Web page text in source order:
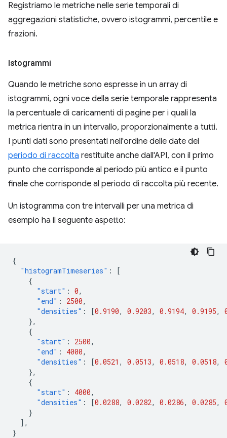
Registriamo le metriche nelle serie temporali di
aggregazioni statistiche, ovvero istogrammi, percentile e
frazioni.
Istogrammi
Quando le metriche sono espresse in un array di
istogrammi, ogni voce della serie temporale rappresenta
la percentuale di caricamenti di pagine per i quali la
metrica rientra in un intervallo, proporzionalmente a tutti.
I punti dati sono presentati nell'ordine delle date del
periodo di raccolta restituite anche dall'API, con il primo
punto che corrisponde al periodo più antico e il punto
finale che corrisponde al periodo di raccolta più recente.
Un istogramma con tre intervalli per una metrica di
esempio ha il seguente aspetto:
{
"histogramTimeseries" :
[
{
"start" : 0,
"end" : 2500,
"densities" : [0.9190, 0.9203, 0.9194, 0.9195,
},
{
"start" : 2500,
"end" : 4000,
"densities" : [0.0521 , 0.0513, 0.0518, 0.0518,
},
{
"start" : 4000,
"densities" : [0.0288, 0.0282, 0.0286, 0.0285,
}
],
}